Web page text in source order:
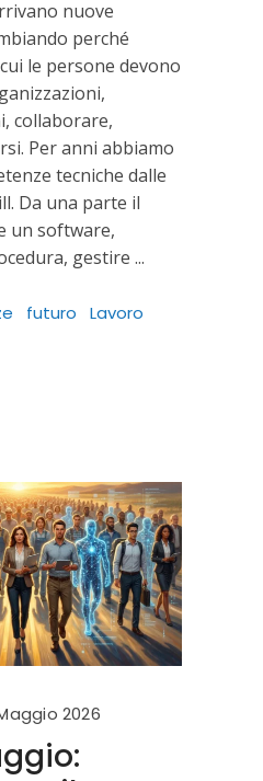
nuove
perché
le persone devono
collaborare,
Per anni abbiamo
tecniche dalle
Da una parte il
un software,
gestire
futuro
Lavoro
2026